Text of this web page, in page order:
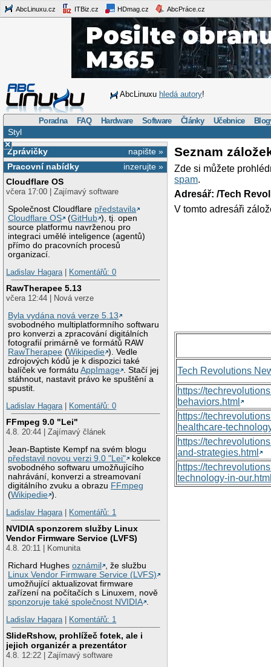
AbcLinuxu.cz ITBiz.cz HDmag.cz AbcPráce.cz
AbcLinuxu hledá autory!
Poradna FAQ Hardware Software Články Učebnice
Styl
×
napište »
Zprávičky
inzerujte »
Pracovní nabídky
Cloudflare OS
včera 17:00 | Zajímavý software
Společnost Cloudflare představila
Cloudflare OS
(GitHub ), tj. open
source platformu navrženou pro
integraci umělé inteligence (agentů)
přímo do pracovních procesů
organizací.
Ladislav Hagara| Komentářů: 0
RawTherapee 5.13
včera 12:44 | Nová verze
Byla vydána nová verze 5.13
svobodného multiplatformního softwaru
pro konverzi a zpracování digitálních
fotografií primárně ve formátů RAW
RawTherapee (Wikipedie ). Vedle
zdrojových kódů je k dispozici také
balíček ve formátuAppImage
. Stačí jej
stáhnout, nastavit právo ke spuštění a
spustit.
Ladislav Hagara| Komentářů: 0
FFmpeg 9.0 "Lei"
4.8. 20:44 | Zajímavý článek
Jean-Baptiste Kempf na svém blogu
představil novou verzi 9.0 "Lei"
kolekce
svobodného softwaru umožňujícího
nahrávání, konverzi a streamovaní
digitálního zvuku a obrazu FFmpeg
(Wikipedie ).
Ladislav Hagara| Komentářů: 1
NVIDIA sponzorem služby Linux
Vendor Firmware Service (LVFS)
4.8. 20:11 | Komunita
Richard Hughesoznámil
, že službu
Linux Vendor Firmware Service (LVFS)
umožňující aktualizovat firmware
zařízení na počítačích s Linuxem, nově
sponzoruje také společnost NVIDIA
Ladislav Hagara| Komentářů: 1
SlideRshow, prohlížeč fotek, ale i
jejich organizér a prezentátor
4.8. 12:22 | Zajímavý software
Seznam
Zde si můžete
spam.
Adresář: /Tech
V tomto adresáři
Tech Revolutions
https://
behaviors.html
https://
healthcare-
https://
and-strategies.html
https://
technology-in-